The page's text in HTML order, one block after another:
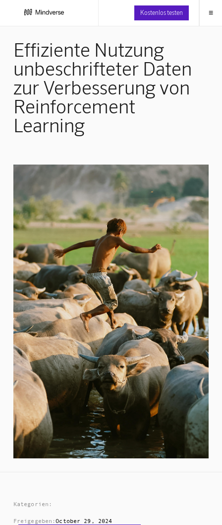
Kostenlos testen ≡
Effiziente Nutzung
unbeschrifteter Daten
zur Verbesserung von
Reinforcement
Learning
Kategorien:
Freigegeben:October 29, 2024